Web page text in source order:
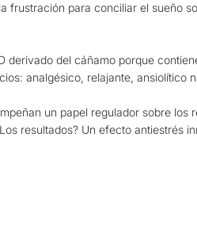
frustración para conciliar el sueño
del cáñamo porque
analgésico, relajante, ansiolítico
un papel regulador sobre los
resultados? Un efecto antiestrés